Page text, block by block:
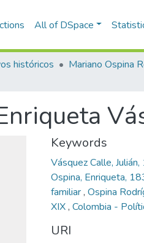
All of DSpace
históricos
Keywords
Vásquez Calle,
Ospina, Enriqueta,
familiar, Ospina
XIX, Colombia -
URI